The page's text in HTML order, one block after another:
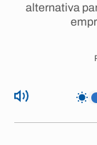
alternativa